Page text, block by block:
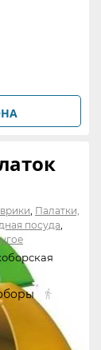
Палатки,
посуда
